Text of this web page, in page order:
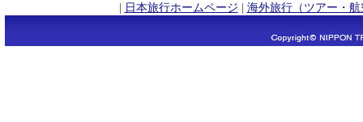
| 日本旅行ホームページ | 海外旅行（ツアー・航